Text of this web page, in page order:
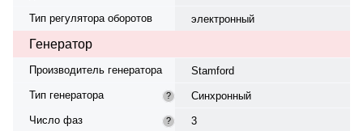
Тип регулятора оборотов электронный
Генератор
Производитель генератора
Stamford
Тип генератора
?
Синхронный
Число фаз
?
3